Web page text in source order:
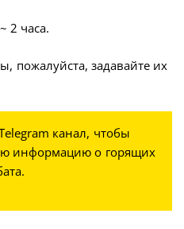
2 часа.
пожалуйста, задавайте их
канал, чтобы
информацию о горящих